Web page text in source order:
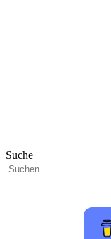
Suche
Suchen
nach: